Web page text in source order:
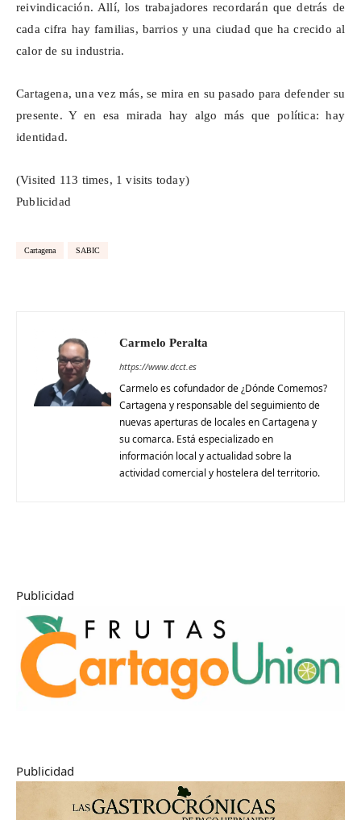
reivindicación. Allí, los trabajadores recordarán que detrás de
cada cifra hay familias, barrios y una ciudad que ha crecido al
calor de su industria.
Cartagena, una vez más, se mira en su pasado para defender su
presente. Y en esa mirada hay algo más que política: hay
identidad.
(Visited 113 times, 1 visits today)
Publicidad
Cartagena SABIC
Carmelo Peralta
https://www.dcct.es
Carmelo es cofundador de ¿Dónde Comemos?
Cartagena y responsable del seguimiento de
nuevas aperturas de locales en Cartagena y
su comarca. Está especializado en
información local y actualidad sobre la
actividad comercial y hostelera del territorio.
Publicidad
Publicidad